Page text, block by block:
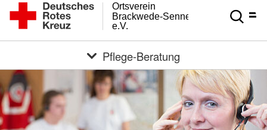
e.V.
Brackwede-Senneraum
Ortsverein
Pflege-Beratung